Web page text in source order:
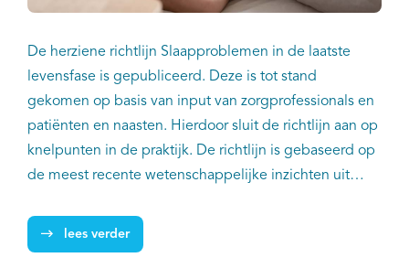
De herziene richtlijn Slaapproblemen in de laatste
levensfase is gepubliceerd. Deze is tot stand
gekomen op basis van input van zorgprofessionals en
patiënten en naasten. Hierdoor sluit de richtlijn aan op
knelpunten in de praktijk. De richtlijn is gebaseerd op
de meest recente wetenschappelijke inzichten uit
wetenschappelijk methodologie. De richtlijn is
bestemd voor alle zorgverleners die betrokken zijn bij
lees verder